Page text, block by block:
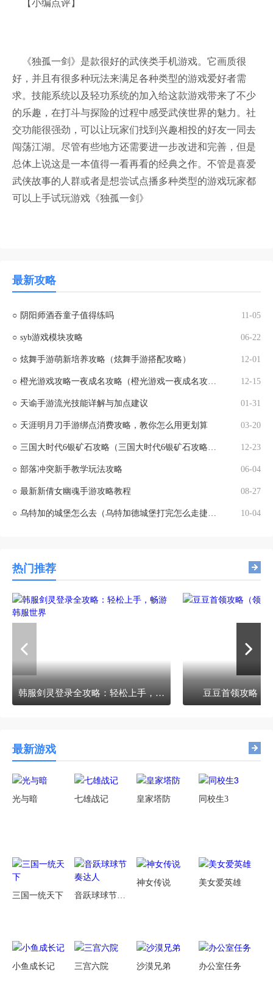
【小编点评】
《独孤一剑》是款很好的武侠类手机游戏。它画质很
好，并且有很多种玩法来满足各种类型的游戏爱好者需
求。技能系统以及轻功系统的加入给这款游戏带来了不少
的乐趣，在打斗与探险的过程中感受武侠世界的魅力。社
交功能很强劲，可以让玩家们找到兴趣相投的好友一同去
闯荡江湖。尽管有些地方还需要进一步改进和完善，但是
总体上说这是一本值得一看再看的经典之作。不管是喜爱
武侠故事的人群或者是想尝试点播多种类型的游戏玩家都
可以上手试玩游戏《独孤一剑》
最新攻略
○ 阴阳师酒吞童子值得练吗 11-05
○ syb游戏模块攻略 06-22
○ 炫舞手游萌新培养攻略（炫舞手游搭配攻略） 12-01
○ 橙光游戏攻略一夜成名攻略（橙光游戏一夜成名攻略大全） 12-15
○ 天谕手游流光技能详解与加点建议 01-31
○ 天涯明月刀手游绑点消费攻略，教你怎么用更划算 03-20
○ 三国大时代6银矿石攻略（三国大时代6银矿石攻略图） 12-23
○ 部落冲突新手教学玩法攻略 06-04
○ 最新新倩女幽魂手游攻略教程 08-27
○ 乌特加的城堡怎么去（乌特加德城堡打完怎么走捷径回去） 10-04
热门推荐
韩服剑灵登录全攻略：轻松上手，畅游韩服世界 豆豆首领攻略（
最新游戏
光与暗 七雄战记 皇家塔防 同校生3
三国一统天下 音跃球球节奏达人
神女传说 美女爱英雄
小鱼成长记 三宫六院 沙漠兄弟 办公室任务